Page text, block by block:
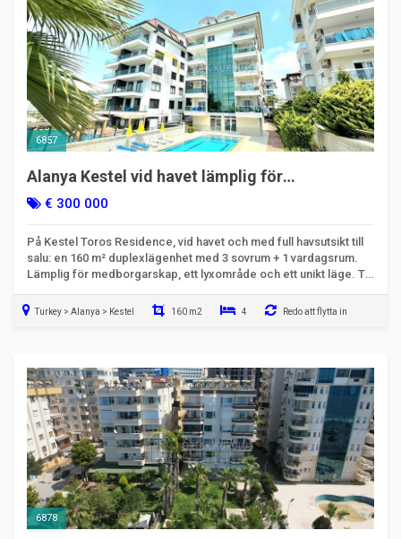
6857
Alanya Kestel vid havet lämplig för
medborgarskap 3+1 duplexhus
€ 300 000
På Kestel Toros Residence, vid havet och med full havsutsikt till
salu: en 160 m² duplexlägenhet med 3 sovrum + 1 vardagsrum.
Lämplig för medborgarskap, ett lyxområde och ett unikt läge. Ta
Turkey > Alanya > Kestel 160 m2 4 Redo att flytta in
6878